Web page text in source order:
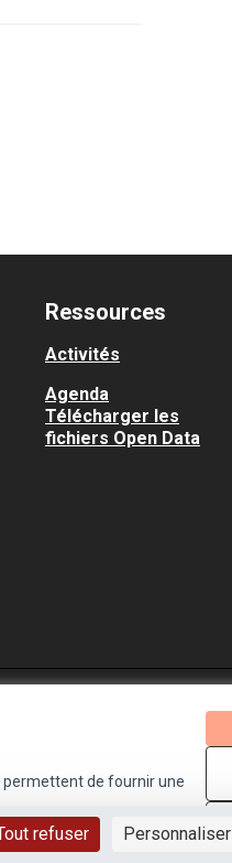
refuser Personnaliser
permettent de fournir une
Ressources
Activités
Agenda
Télécharger les
fichiers Open Data